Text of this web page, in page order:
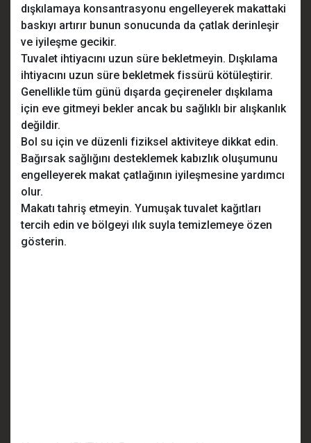
dışkılamaya konsantrasyonu engelleyerek makattaki
baskıyı artırır bunun sonucunda da çatlak derinleşir
ve iyileşme gecikir.
Tuvalet ihtiyacını uzun süre bekletmeyin. Dışkılama
ihtiyacını uzun süre bekletmek fissürü kötüleştirir.
Genellikle tüm günü dışarda geçireneler dışkılama
için eve gitmeyi bekler ancak bu sağlıklı bir alışkanlık
değildir.
Bol su için ve düzenli fiziksel aktiviteye dikkat edin.
Bağırsak sağlığını desteklemek kabızlık oluşumunu
engelleyerek makat çatlağının iyileşmesine yardımcı
olur.
Makatı tahriş etmeyin. Yumuşak tuvalet kağıtları
tercih edin ve bölgeyi ılık suyla temizlemeye özen
gösterin.